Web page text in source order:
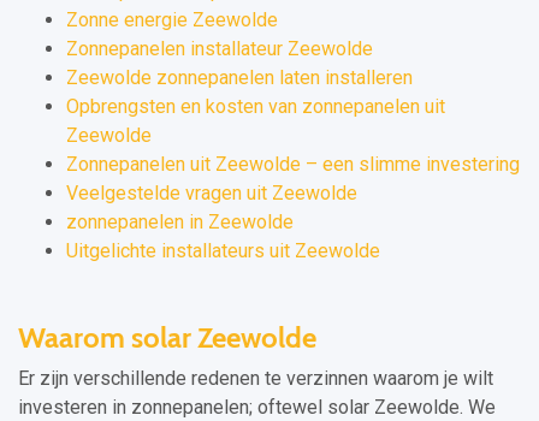
Zonne energie Zeewolde
Zonnepanelen installateur Zeewolde
Zeewolde zonnepanelen laten installeren
Opbrengsten en kosten van zonnepanelen uit
Zeewolde
Zonnepanelen uit Zeewolde – een slimme investering
Veelgestelde vragen uit Zeewolde
zonnepanelen in Zeewolde
Uitgelichte installateurs uit Zeewolde
Waarom solar Zeewolde
Er zijn verschillende redenen te verzinnen waarom je wilt
investeren in zonnepanelen; oftewel solar Zeewolde. We